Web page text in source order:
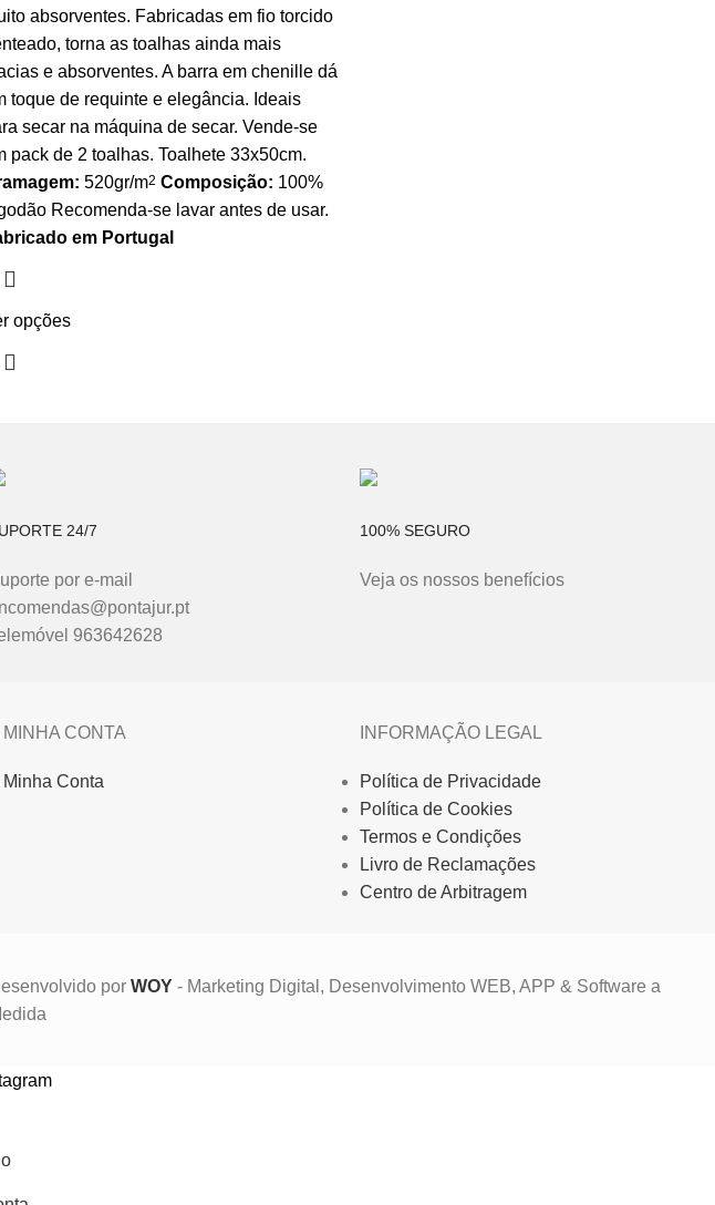
absorventes. Fabricadas em fio torcido
torna as toalhas ainda mais
e absorventes. A barra em chenille dá
toque de requinte e elegância. Ideais
secar na máquina de secar. Vende-se
pack de 2 toalhas. Toalhete 33x50cm.
520gr/m2 Composição: 100%
Recomenda-se lavar antes de usar.
em Portugal
opções
24/7
por e-mail
963642628
100% SEGURO
Veja os nossos benefícios
MINHA CONTA
Minha Conta
INFORMAÇÃO LEGAL
Política de Privacidade
Política de Cookies
Termos e Condições
Livro de Reclamações
Centro de Arbitragem
por WOY- Marketing Digital, Desenvolvimento WEB, APP & Software a